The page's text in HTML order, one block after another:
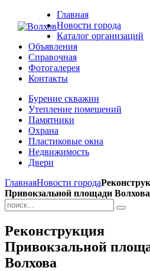
Главная
Новости города
Каталог организаций
Объявления
Справочная
Фотогалерея
Контакты
Бурение скважин
Утепление помещений
Памятники
Охрана
Пластиковые окна
Недвижимость
Двери
ГлавнаяНовости города
Привокзальной площади Волхова
Реконструкция
Привокзальной
Волхова